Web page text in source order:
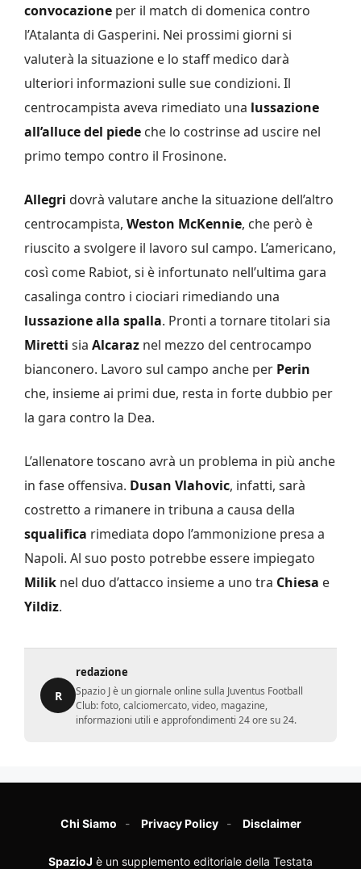
convocazione per il match di domenica contro
l’Atalanta di Gasperini. Nei prossimi giorni si
valuterà la situazione e lo staff medico darà
ulteriori informazioni sulle sue condizioni. Il
centrocampista aveva rimediato una lussazione
all’alluce del piede che lo costrinse ad uscire nel
primo tempo contro il Frosinone.
Allegri dovrà valutare anche la situazione dell’altro
centrocampista, Weston McKennie, che però è
riuscito a svolgere il lavoro sul campo. L’americano,
così come Rabiot, si è infortunato nell’ultima gara
casalinga contro i ciociari rimediando una
lussazione alla spalla. Pronti a tornare titolari sia
Miretti sia Alcaraz nel mezzo del centrocampo
bianconero. Lavoro sul campo anche per Perin
che, insieme ai primi due, resta in forte dubbio per
la gara contro la Dea.
L’allenatore toscano avrà un problema in più anche
in fase offensiva. Dusan Vlahovic, infatti, sarà
costretto a rimanere in tribuna a causa della
squalifica rimediata dopo l’ammonizione presa a
Napoli. Al suo posto potrebbe essere impiegato
Milik nel duo d’attacco insieme a uno tra Chiesa e
Yildiz.
R
redazione
Spazio J è un giornale online sulla Juventus Football
Club: foto, calciomercato, video, magazine,
informazioni utili e approfondimenti 24 ore su 24.
Chi Siamo Privacy Policy Disclaimer
SpazioJ è un supplemento editoriale della Testata